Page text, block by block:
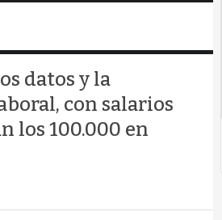
datos y la
con salarios
los 100.000 en